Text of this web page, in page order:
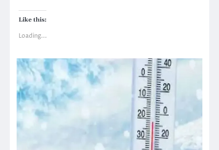
Like this:
Loading...